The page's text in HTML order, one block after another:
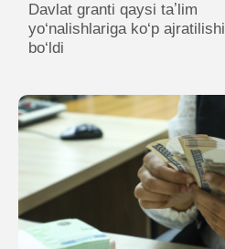
Davlat granti qaysi taʼlim
yo‘nalishlariga ko‘p
bo‘ldi